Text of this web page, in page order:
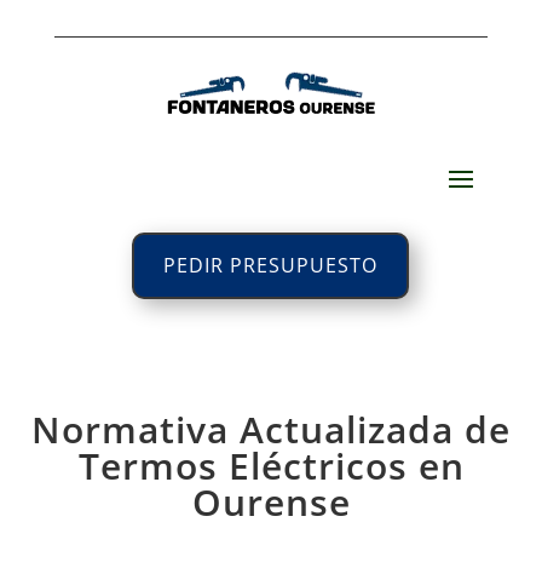
PEDIR PRESUPUESTO
Normativa Actualizada de
Termos Eléctricos en
Ourense